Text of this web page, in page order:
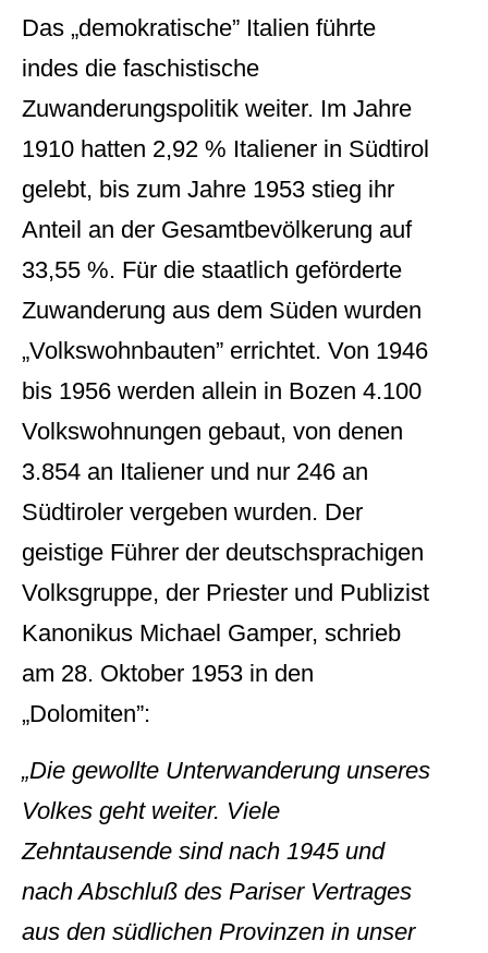
Das „demokratische” Italien führte
indes die faschistische
Zuwanderungspolitik weiter. Im Jahre
1910 hatten 2,92 % Italiener in Südtirol
gelebt, bis zum Jahre 1953 stieg ihr
Anteil an der Gesamtbevölkerung auf
33,55 %. Für die staatlich geförderte
Zuwanderung aus dem Süden wurden
„Volkswohnbauten” errichtet. Von 1946
bis 1956 werden allein in Bozen 4.100
Volkswohnungen gebaut, von denen
3.854 an Italiener und nur 246 an
Südtiroler vergeben wurden. Der
geistige Führer der deutschsprachigen
Volksgruppe, der Priester und Publizist
Kanonikus Michael Gamper, schrieb
am 28. Oktober 1953 in den
„Dolomiten”:
„Die gewollte Unterwanderung unseres
Volkes geht weiter. Viele
Zehntausende sind nach 1945 und
nach Abschluß des Pariser Vertrages
aus den südlichen Provinzen in unser